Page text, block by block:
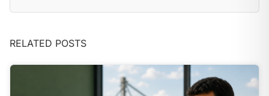
RELATED POSTS